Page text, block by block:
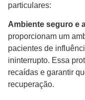
particulares:
Ambiente seguro e
proporcionam um
pacientes de
ininterrupto. Essa
recaídas e garantir
recuperação.